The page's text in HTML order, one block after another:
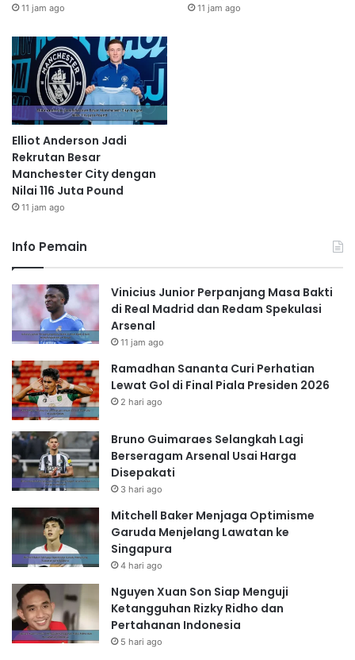
11 jam ago 11 jam ago
Elliot Anderson Jadi
Rekrutan Besar
Manchester City dengan
Nilai 116 Juta Pound
11 jam ago
Info Pemain
Vinicius Junior Perpanjang Masa Bakti
di Real Madrid dan Redam Spekulasi
Arsenal
11 jam ago
Ramadhan Sananta Curi Perhatian
Lewat Gol di Final Piala Presiden 2026
2 hari ago
Bruno Guimaraes Selangkah Lagi
Berseragam Arsenal Usai Harga
Disepakati
3 hari ago
Mitchell Baker Menjaga Optimisme
Garuda Menjelang Lawatan ke
Singapura
4 hari ago
Nguyen Xuan Son Siap Menguji
Ketangguhan Rizky Ridho dan
Pertahanan Indonesia
5 hari ago